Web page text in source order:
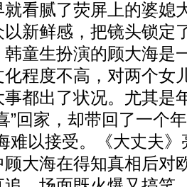
腻了荧屏上的婆媳
新鲜感，把镜头锁定
童生扮演的顾大海是
程度不高，对两个女
都出了状况。尤其是
”回家，却带回了一个
难以接受。《大丈夫
大海在得知真相后对